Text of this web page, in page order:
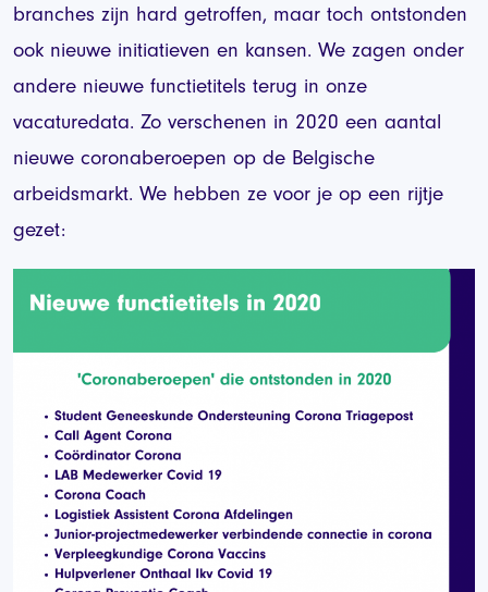
branches zijn hard getroffen, maar toch ontstonden
ook nieuwe initiatieven en kansen. We zagen onder
andere nieuwe functietitels terug in onze
vacaturedata. Zo verschenen in 2020 een aantal
nieuwe coronaberoepen op de Belgische
arbeidsmarkt. We hebben ze voor je op een rijtje
gezet: